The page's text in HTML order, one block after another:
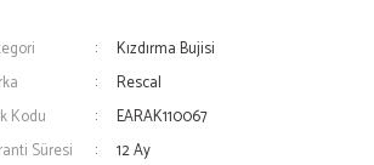
Kızdırma Bujisi
Rescal
Kodu
EARAK110067
Süresi
12 Ay